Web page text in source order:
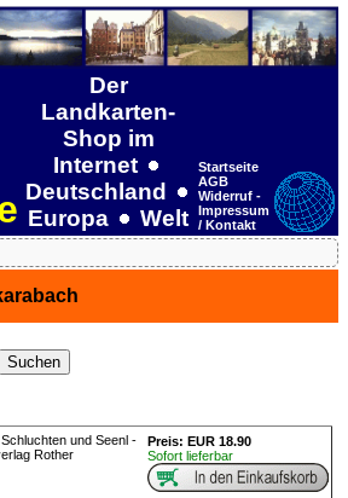
Der
Landkarten-
Shop im
Internet
Deutschland
Europa
Welt
Startseite
AGB
Widerruf -
Impressum
/ Kontakt
und Seenl -
Rother
Preis: EUR 18.90
Sofort lieferbar